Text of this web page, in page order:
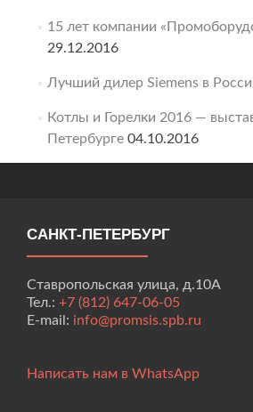
15 лет компании
29.12.2016
Лучший дилер Siemens в
Котлы и Горелки 2016 —
Петербурге 04.10.2016
САНКТ-ПЕТЕРБУРГ
Ставропольская улица, д.10А
Тел.: +7 (812) 647-06-05
E-mail: info@promsis.spb.ru
Написать нам в WhatsApp